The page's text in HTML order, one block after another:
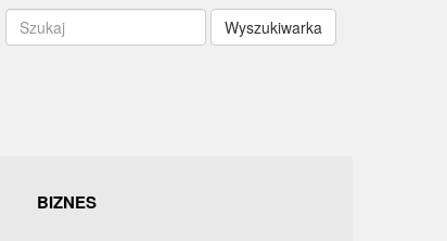
Wyszukiwarka
BIZNES